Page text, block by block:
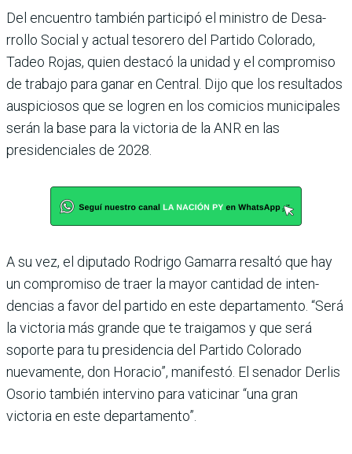
Del encuentro también par­ticipó el ministro de Desa­
rrollo Social y actual teso­rero del Partido Colorado,
Tadeo Rojas, quien destacó la unidad y el compromiso
de trabajo para ganar en Cen­tral. Dijo que los resultados
auspiciosos que se logren en los comicios municipales
serán la base para la victoria de la ANR en las
presidencia­les de 2028.
A su vez, el diputado Rodrigo Gamarra resaltó que hay
un compromiso de traer la mayor cantidad de inten­
dencias a favor del partido en este departamento. “Será
la victoria más grande que te traigamos y que será
soporte para tu presidencia del Par­tido Colorado
nuevamente, don Horacio”, manifestó. El senador Derlis
Osorio tam­bién intervino para vatici­nar “una gran
victoria en este departamento”.